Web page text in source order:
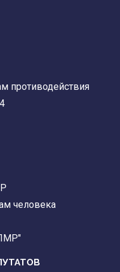
противодействия
человека